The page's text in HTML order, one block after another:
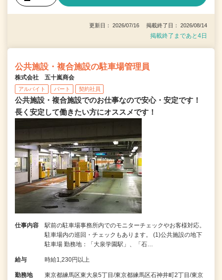
更新日： 2026/07/16 掲載終了日： 2026/08/14
掲載終了まであと4日
公共施設・複合施設の駐車場管理員
株式会社 五十嵐商会
アルバイト パート 契約社員
公共施設・複合施設でのお仕事なので安心・安定です！
長く安定して働きたい方にオススメです！
仕事内容
駅前の駐車場事務所内でのモニターチェックやお客様対応。
駐車場内の巡回・チェックもあります。 (1)公共施設の地下
駐車場 勤務地：「大泉学園駅」、「石…
給与 時給1,230円以上
勤務地
東京都練馬区東大泉5丁目/東京都練馬区石神井町2丁目/東京